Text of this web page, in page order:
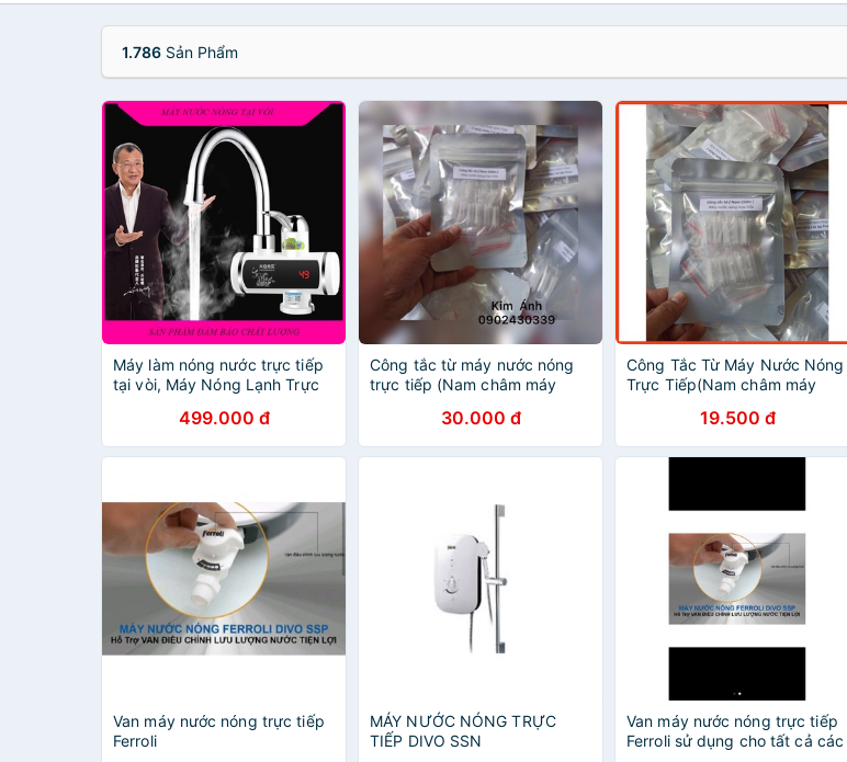
1.786 Sản Phẩm
Máy làm nóng nước trực tiếp
tại vòi, Máy Nóng Lạnh Trực
Bảo hành 1 đổi 1 toàn quốc
499.000 đ
Công tắc từ máy nước nóng
trực tiếp (Nam châm máy
30.000 đ
Công Tắc Từ Máy Nước Nóng
Trực Tiếp(Nam châm máy
19.500 đ
Van máy nước nóng trực tiếp
Ferroli
MÁY NƯỚC NÓNG TRỰC
TIẾP DIVO SSN
Van máy nước nóng trực tiếp
Ferroli sử dụng cho tất cả các